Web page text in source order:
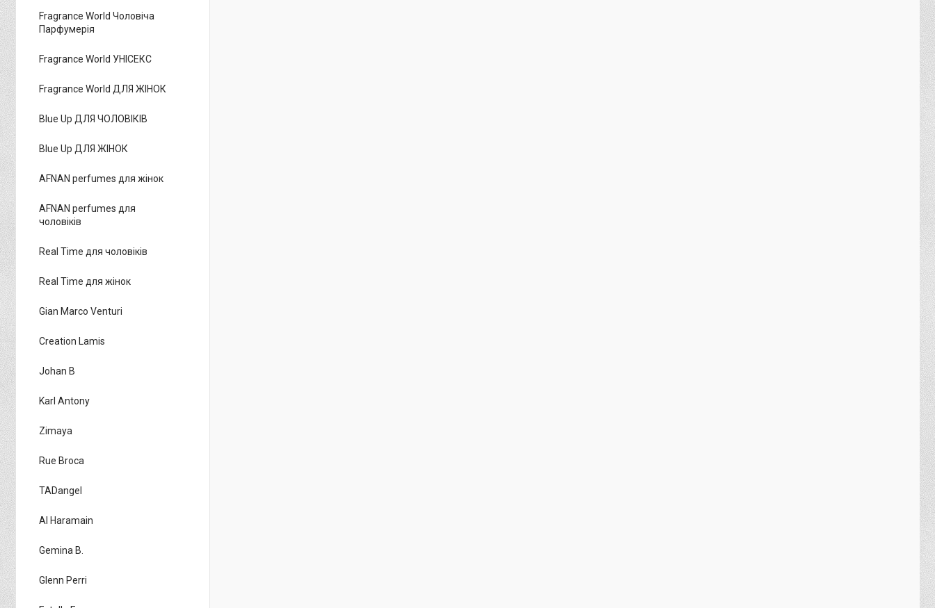
Fragrance World Чоловіча
Парфумерія
Fragrance World УНІСЕКС
Fragrance World ДЛЯ ЖІНОК
Blue Up ДЛЯ ЧОЛОВІКІВ
Blue Up ДЛЯ ЖІНОК
AFNAN perfumes для жінок
AFNAN perfumes для
чоловіків
Real Time для чоловіків
Real Time для жінок
Gian Marco Venturi
Creation Lamis
Johan B
Karl Antony
Zimaya
Rue Broca
TADangel
Al Haramain
Gemina B.
Glenn Perri